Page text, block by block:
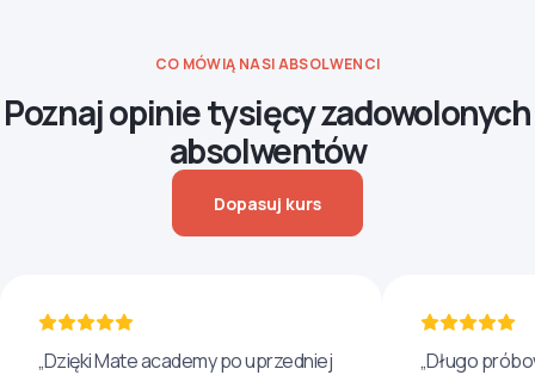
CO MÓWIĄ NASI ABSOLWENCI
Poznaj opinie tysięcy zadowolonych
absolwentów
Dopasuj kurs
„Dzięki Mate academy po uprzedniej
„Długo